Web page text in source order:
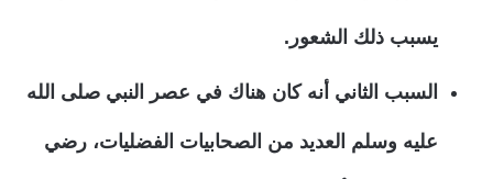
يسبب ذلك الشعور.
السبب الثاني أنه كان هناك في عصر النبي صلى الله
عليه وسلم العديد من الصحابيات الفضليات، رضي